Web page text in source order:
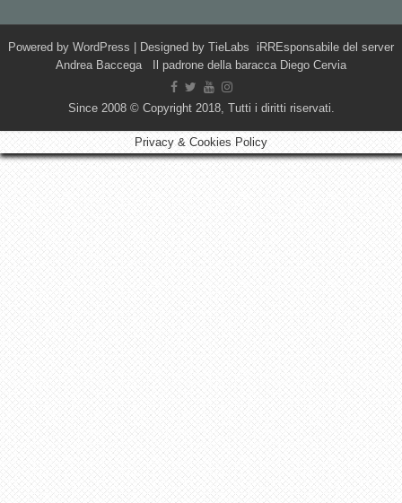
Powered by WordPress | Designed by TieLabs iRREsponsabile del server
Andrea Baccega Il padrone della baracca Diego Cervia
Since 2008 © Copyright 2018, Tutti i diritti riservati.
Privacy & Cookies Policy